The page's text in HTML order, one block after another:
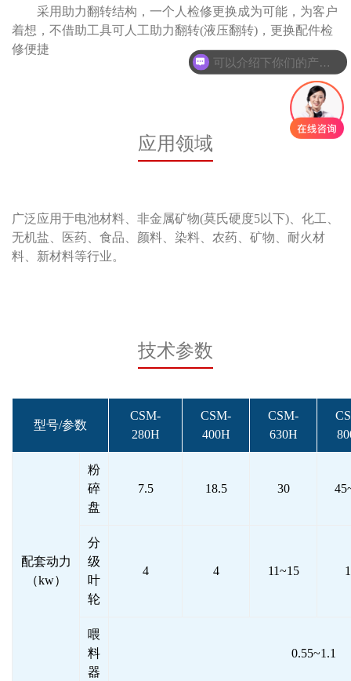
采用助力翻转结构，一个人检修更换成为可能，为客户
着想，不借助工具可人工助力翻转(液压翻转)，更换配件检
修便捷
应用领域
广泛应用于电池材料、非金属矿物(莫氏硬度5以下)、化工、
无机盐、医药、食品、颜料、染料、农药、矿物、耐火材
料、新材料等行业。
技术参数
型号/参数
CSM-
280H
CSM-
400H
CSM-
630H
配套动力
（kw）
粉
碎
盘
7.5 18.5 30
分
级
叶
轮
4 4 11~15
喂
料
器
0.55~1.1